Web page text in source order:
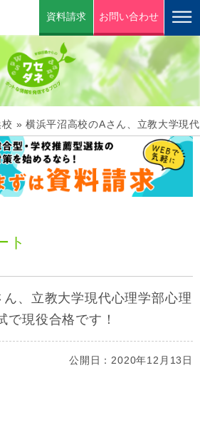
資料請求 お問い合わせ
» 横浜平沼高校のAさん、立教大学現
ト
、立教大学現代心理学部心理
で現役合格です！
公開日：2020年12月13日